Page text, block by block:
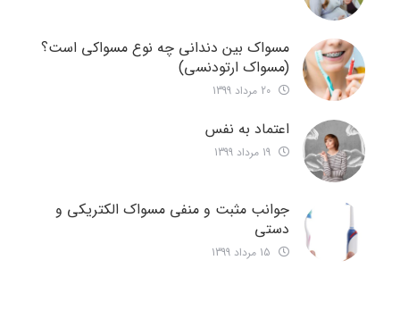
مسواک بین دندانی چه نوع مسواکی است؟
(مسواک ارتودنسی)
اعتماد به نفس
جوانب مثبت و منفی مسواک الکتریکی و
دستی